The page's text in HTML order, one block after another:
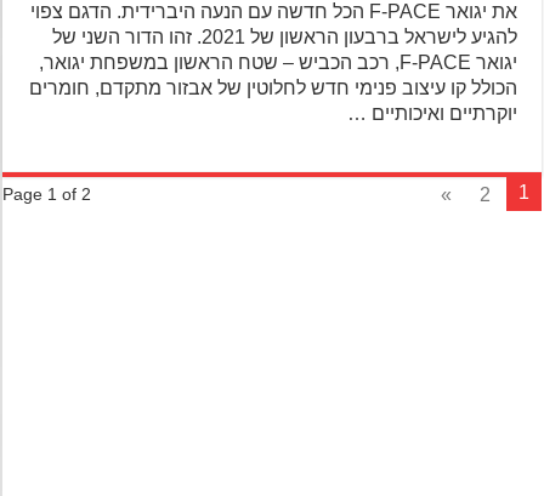
את יגואר F-PACE הכל חדשה עם הנעה היברידית. הדגם צפוי
להגיע לישראל ברבעון הראשון של 2021. זהו הדור השני של
יגואר F-PACE, רכב הכביש – שטח הראשון במשפחת יגואר,
הכולל קו עיצוב פנימי חדש לחלוטין של אבזור מתקדם, חומרים
יוקרתיים ואיכותיים …
Page 1 of 2